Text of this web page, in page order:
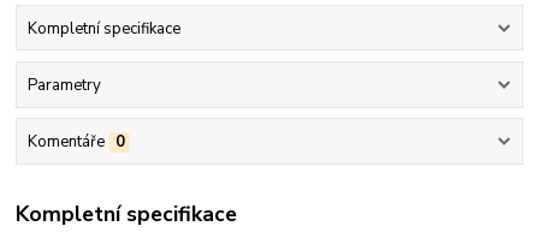
Kompletní specifikace
Parametry
Komentáře 0
Kompletní specifikace